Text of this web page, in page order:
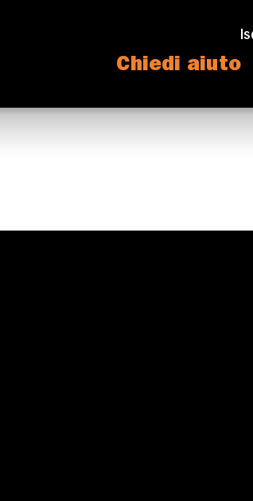
Chiedi aiuto